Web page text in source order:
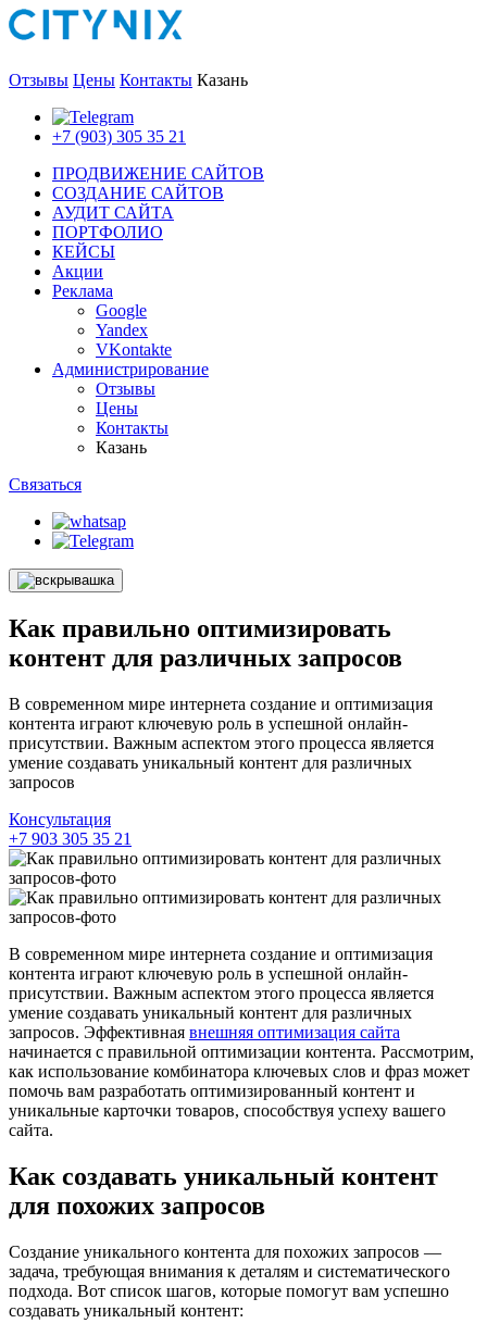
Отзывы Цены Контакты Казань
+7 (903) 305 35 21
ПРОДВИЖЕНИЕ САЙТОВ
СОЗДАНИЕ САЙТОВ
АУДИТ САЙТА
ПОРТФОЛИО
КЕЙСЫ
Акции
Реклама
Google
Yandex
VKontakte
Администрирование
Отзывы
Цены
Контакты
Казань
Связаться
Как правильно оптимизировать
контент для различных запросов
В современном мире интернета создание и оптимизация
контента играют ключевую роль в успешной онлайн-
присутствии. Важным аспектом этого процесса является
умение создавать уникальный контент для различных
запросов
Консультация
+7 903 305 35 21
В современном мире интернета создание и оптимизация
контента играют ключевую роль в успешной онлайн-
присутствии. Важным аспектом этого процесса является
умение создавать уникальный контент для различных
запросов. Эффективная внешняя оптимизация сайта
начинается с правильной оптимизации контента. Рассмотрим,
как использование комбинатора ключевых слов и фраз может
помочь вам разработать оптимизированный контент и
уникальные карточки товаров, способствуя успеху вашего
сайта.
Как создавать уникальный контент
для похожих запросов
Создание уникального контента для похожих запросов —
задача, требующая внимания к деталям и систематического
подхода. Вот список шагов, которые помогут вам успешно
создавать уникальный контент: